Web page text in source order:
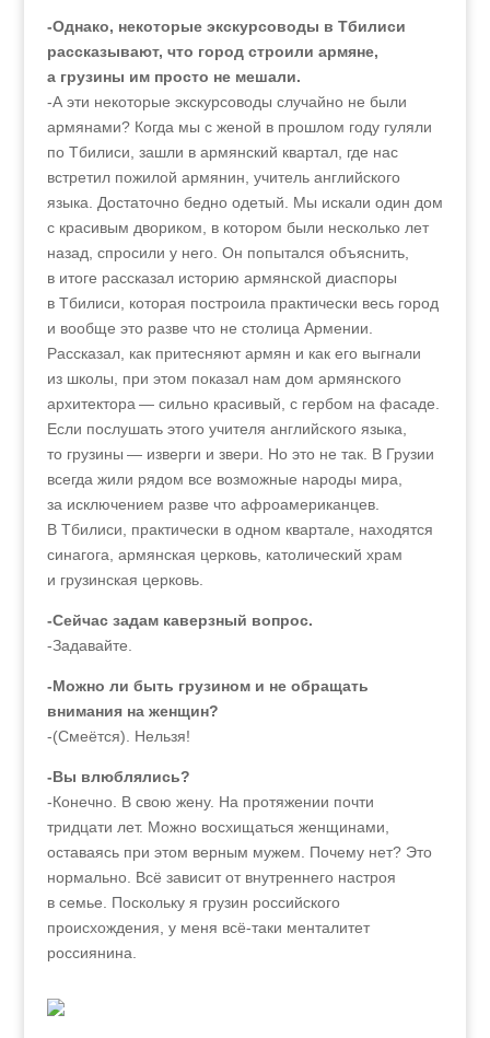
-Однако, некоторые экскурсоводы в Тбилиси
рассказывают, что город строили армяне,
а грузины им просто не мешали.
-А эти некоторые экскурсоводы случайно не были
армянами? Когда мы с женой в прошлом году гуляли
по Тбилиси, зашли в армянский квартал, где нас
встретил пожилой армянин, учитель английского
языка. Достаточно бедно одетый. Мы искали один дом
с красивым двориком, в котором были несколько лет
назад, спросили у него. Он попытался объяснить,
в итоге рассказал историю армянской диаспоры
в Тбилиси, которая построила практически весь город
и вообще это разве что не столица Армении.
Рассказал, как притесняют армян и как его выгнали
из школы, при этом показал нам дом армянского
архитектора — сильно красивый, с гербом на фасаде.
Если послушать этого учителя английского языка,
то грузины — изверги и звери. Но это не так. В Грузии
всегда жили рядом все возможные народы мира,
за исключением разве что афроамериканцев.
В Тбилиси, практически в одном квартале, находятся
синагога, армянская церковь, католический храм
и грузинская церковь.
-Сейчас задам каверзный вопрос.
-Задавайте.
-Можно ли быть грузином и не обращать
внимания на женщин?
-(Смеётся). Нельзя!
-Вы влюблялись?
-Конечно. В свою жену. На протяжении почти
тридцати лет. Можно восхищаться женщинами,
оставаясь при этом верным мужем. Почему нет? Это
нормально. Всё зависит от внутреннего настроя
в семье. Поскольку я грузин российского
происхождения, у меня всё-таки менталитет
россиянина.